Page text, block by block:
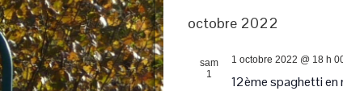
octobre 2022
sam
1
12ème spaghetti en
1 octobre 2022 @ 18 h